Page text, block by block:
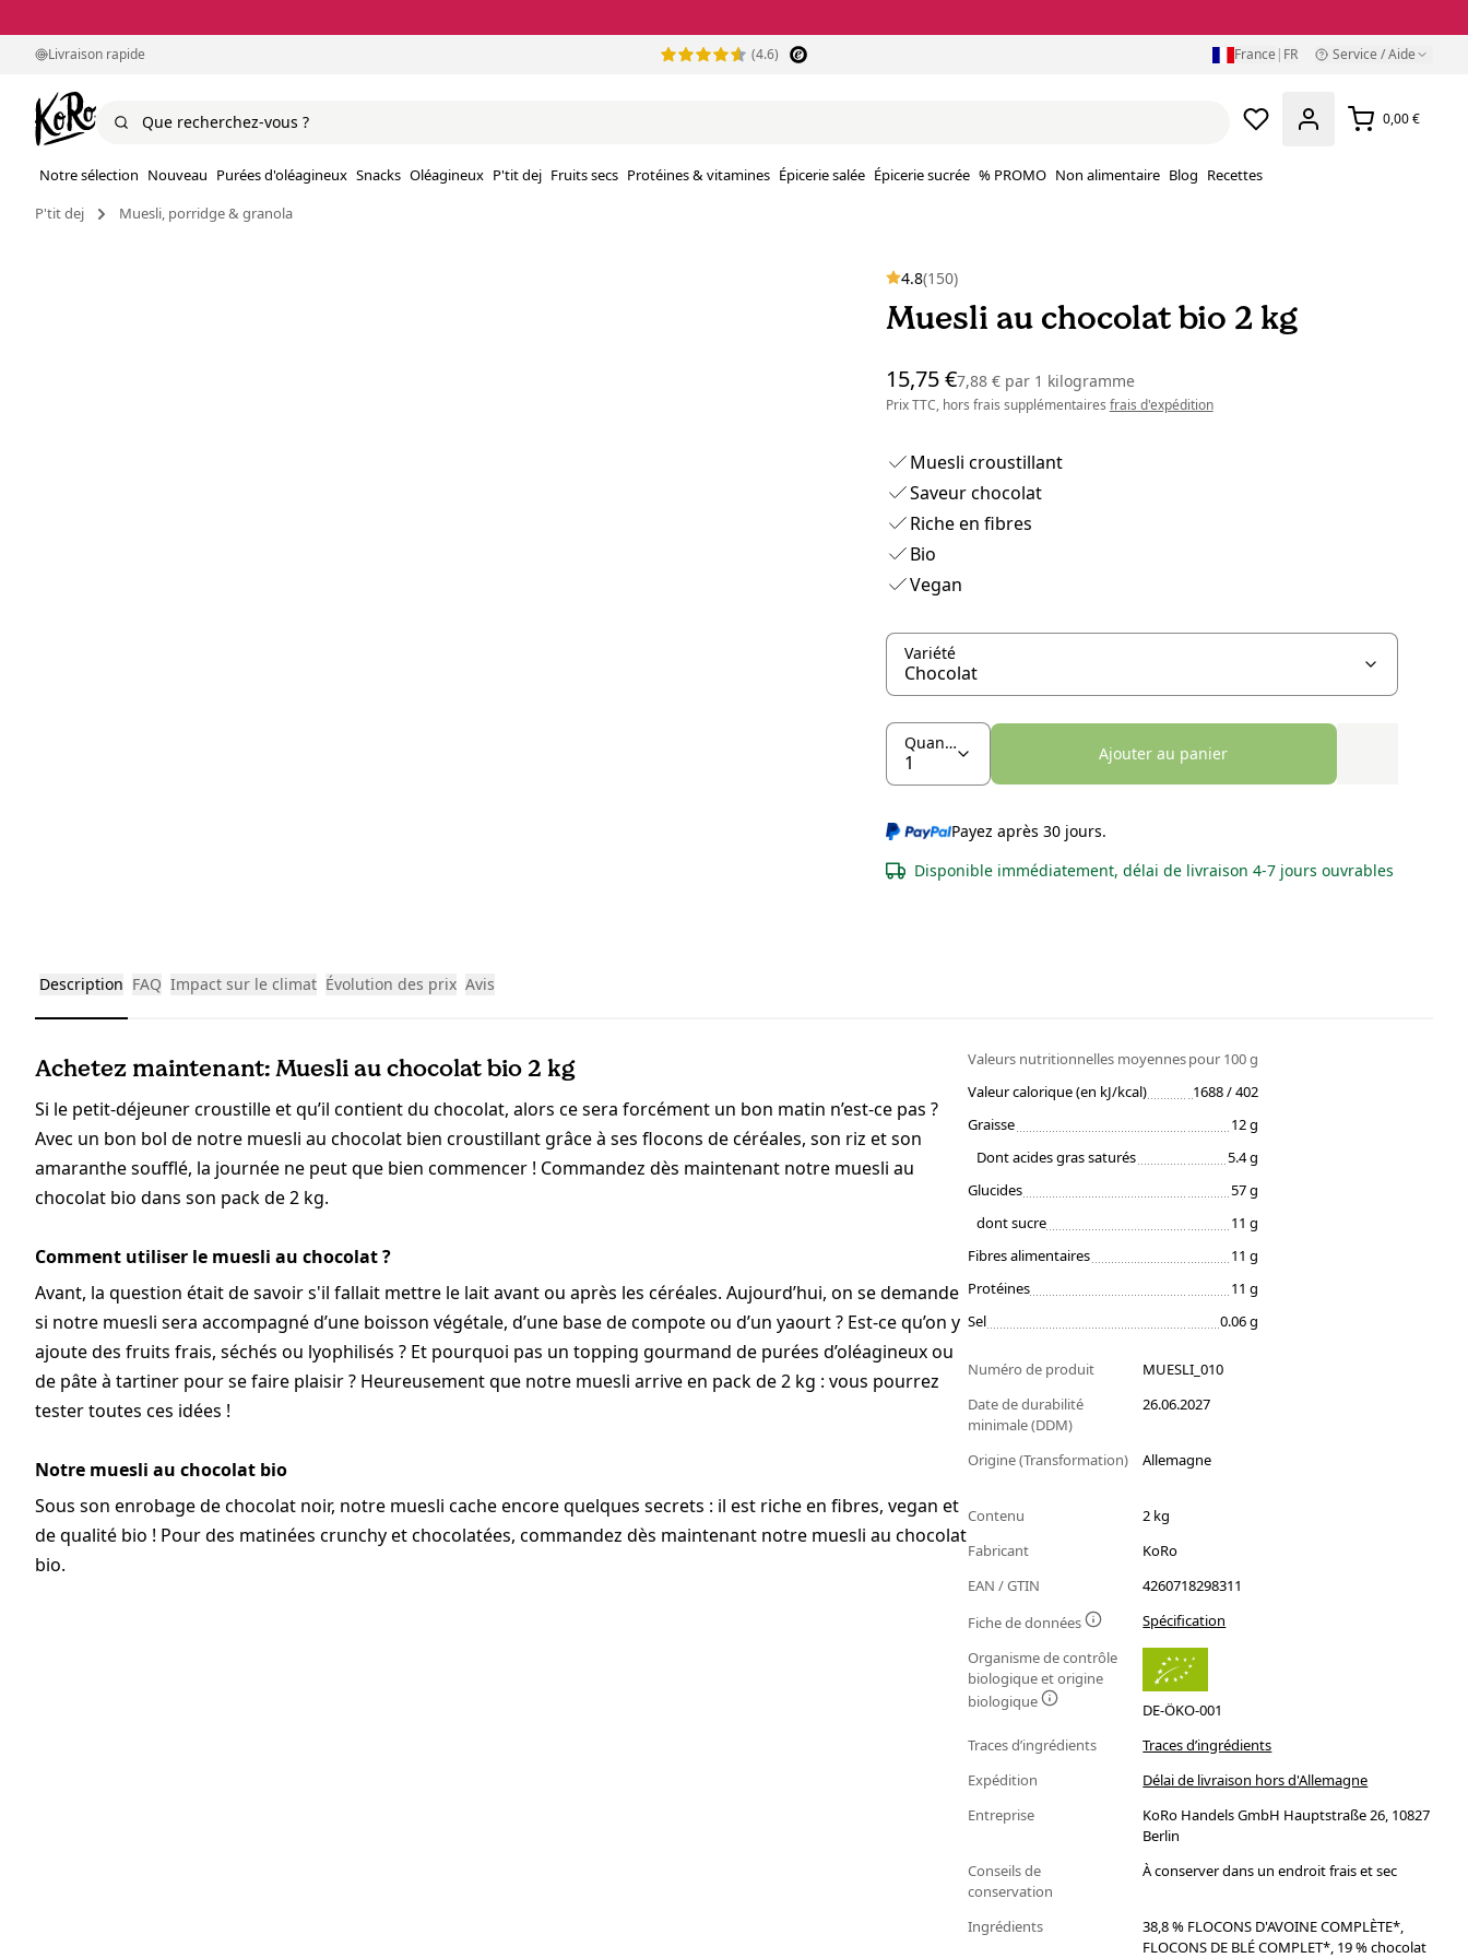
Livraison rapide (4.6) France | FR Service / Aide
0,00 €
Notre sélection Nouveau Purées d'oléagineux Snacks Oléagineux P'tit dej Fruits secs Protéines & vitamines Épicerie salée Épicerie sucrée % PROMO Non alimentaire Blog Recettes
P'tit dej
Muesli, porridge & granola
4.8(150)
Muesli au chocolat bio 2 kg
15,75 €7,88 € par1 kilogramme
Prix TTC, hors frais supplémentaires frais d'expédition
Muesli croustillant
Saveur chocolat
Riche en fibres
Bio
Vegan
Variété
Quantité
Ajouter au panier
Payez après 30 jours.
Disponible immédiatement, délai de livraison 4-7 jours ouvrables
Description FAQ Impact sur le climat Évolution des prix Avis
Achetez maintenant: Muesli au chocolat bio 2 kg
Si le petit-déjeuner croustille et qu’il contient du chocolat, alors ce sera forcément un bon matin n’est-ce pas ?
Avec un bon bol de notre muesli au chocolat bien croustillant grâce à ses flocons de céréales, son riz et son
amaranthe soufflé, la journée ne peut que bien commencer ! Commandez dès maintenant notre muesli au
chocolat bio dans son pack de 2 kg.
Comment utiliser le muesli au chocolat ?
Avant, la question était de savoir s'il fallait mettre le lait avant ou après les céréales. Aujourd’hui, on se demande
si notre muesli sera accompagné d’une boisson végétale, d’une base de compote ou d’un yaourt ? Est-ce qu’on y
ajoute des fruits frais, séchés ou lyophilisés ? Et pourquoi pas un topping gourmand de purées d’oléagineux ou
de pâte à tartiner pour se faire plaisir ? Heureusement que notre muesli arrive en pack de 2 kg : vous pourrez
tester toutes ces idées !
Notre muesli au chocolat bio
Sous son enrobage de chocolat noir, notre muesli cache encore quelques secrets : il est riche en fibres, vegan et
de qualité bio ! Pour des matinées crunchy et chocolatées, commandez dès maintenant notre muesli au chocolat
bio.
Valeurs nutritionnelles moyennespour 100 g
Valeur calorique (en kJ/kcal)
1688 / 402
Graisse
12 g
Dont acides gras saturés
5.4 g
Glucides
57 g
dont sucre
11 g
Fibres alimentaires
11 g
Protéines
11 g
Sel
0.06 g
Numéro de produit
MUESLI_010
Date de durabilité
minimale (DDM)
26.06.2027
Origine (Transformation) Allemagne
Contenu
2 kg
Fabricant
KoRo
EAN / GTIN
4260718298311
Fiche de données
Spécification
Organisme de contrôle
biologique et origine
biologique
DE-ÖKO-001
Traces d’ingrédients
Traces d’ingrédients
Expédition
Délai de livraison hors d'Allemagne
Entreprise
KoRo Handels GmbH Hauptstraße 26, 10827
Berlin
Conseils de
conservation
À conserver dans un endroit frais et sec
Ingrédients
38,8 % FLOCONS D'AVOINE COMPLÈTE*,
FLOCONS DE BLÉ COMPLET*, 19 % chocolat